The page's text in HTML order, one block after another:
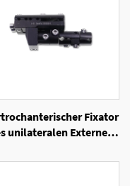
Fixator
unilateralen Externen